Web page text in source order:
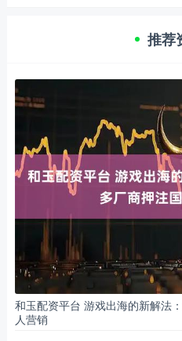
推荐
和玉配资平台 游戏出海的新解法
人营销